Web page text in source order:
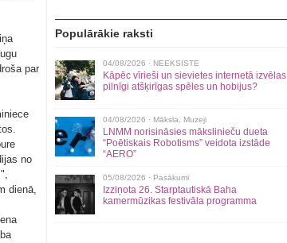
par
no
dienā,
Populārākie raksti
04/08/2026 · NEEKSISTE
Kāpēc vīrieši un sievietes internetā izvēlas
pilnīgi atšķirīgas spēles un hobijus?
04/08/2026 · Māksla Muzeji
LNMM norisināsies mākslinieču dueta
“Poētiskais Robotisms” veidota izstāde
“AERO”
05/08/2026 · Pasākumi
Izziņota 26. Starptautiskā Baha
kamermūzikas festivāla programma